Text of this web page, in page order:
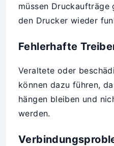
müssen Druckaufträge
den Drucker wieder
Fehlerhafte
Veraltete oder
können dazu führen,
hängen bleiben und
werden.